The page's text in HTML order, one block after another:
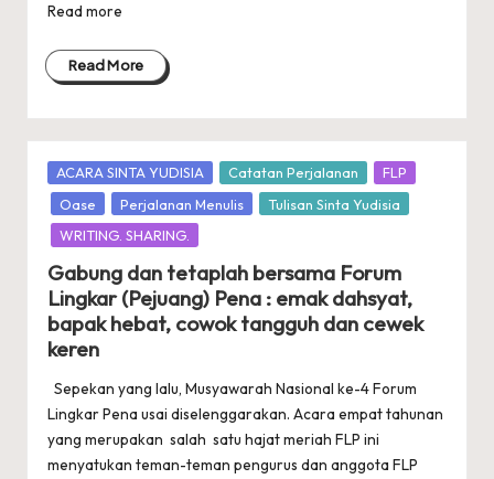
Read more
Read More
Posted
in
ACARA SINTA YUDISIA Catatan Perjalanan
FLP
Oase
Perjalanan Menulis
Tulisan Sinta Yudisia
WRITING. SHARING.
Gabung dan tetaplah bersama Forum
Lingkar (Pejuang) Pena : emak dahsyat,
bapak hebat, cowok tangguh dan cewek
keren
Sepekan yang lalu, Musyawarah Nasional ke-4 Forum
Lingkar Pena usai diselenggarakan. Acara empat tahunan
yang merupakan salah satu hajat meriah FLP ini
menyatukan teman-teman pengurus dan anggota FLP